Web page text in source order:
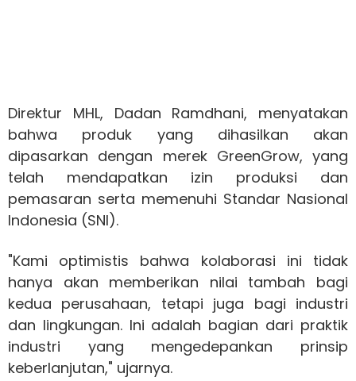
Direktur MHL, Dadan Ramdhani, menyatakan
bahwa produk yang dihasilkan akan
dipasarkan dengan merek GreenGrow, yang
telah mendapatkan izin produksi dan
pemasaran serta memenuhi Standar Nasional
Indonesia (SNI).
"Kami optimistis bahwa kolaborasi ini tidak
hanya akan memberikan nilai tambah bagi
kedua perusahaan, tetapi juga bagi industri
dan lingkungan. Ini adalah bagian dari praktik
industri yang mengedepankan prinsip
keberlanjutan," ujarnya.